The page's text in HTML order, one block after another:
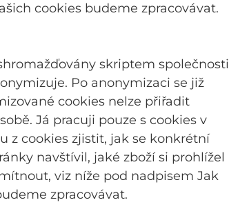
cookies budeme zpracovávat.
skriptem společnosti
Po anonymizaci se již
cookies nelze přiřadit
Já pracuji pouze s cookies v
z cookies zjistit, jak se konkrétní
navštívil, jaké zboží si prohlížel
viz níže pod nadpisem Jak
zpracovávat.